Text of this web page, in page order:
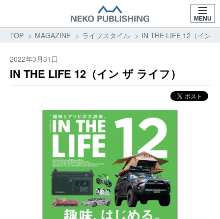
MENU
TOP MAGAZINE ライフスタイル IN THE LIFE 12（イン
2022年3月31日
IN THE LIFE 12（イン ザ ライフ）